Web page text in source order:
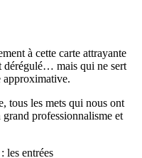
à cette carte attrayante
dérégulé… mais qui ne sert
approximative.
tous les mets qui nous ont
grand professionnalisme et